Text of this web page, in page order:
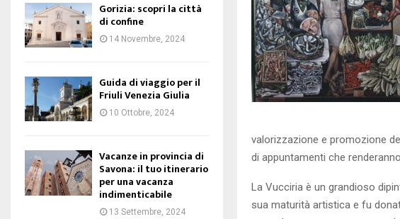
valorizzazione e promozione
di appuntamenti che
La Vucciria è un grandioso
sua maturità artistica e fu
Gorizia: scopri la città
di confine
14 Novembre, 2024
Guida di viaggio per il
Friuli Venezia Giulia
10 Ottobre, 2024
Vacanze in provincia di
Savona: il tuo itinerario
per una vacanza
indimenticabile
13 Settembre, 2024